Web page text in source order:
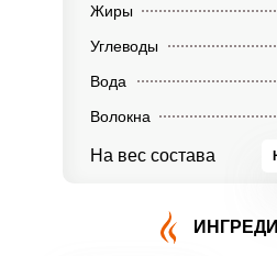
Жиры
Углеводы
Вода
Волокна
На вес состава